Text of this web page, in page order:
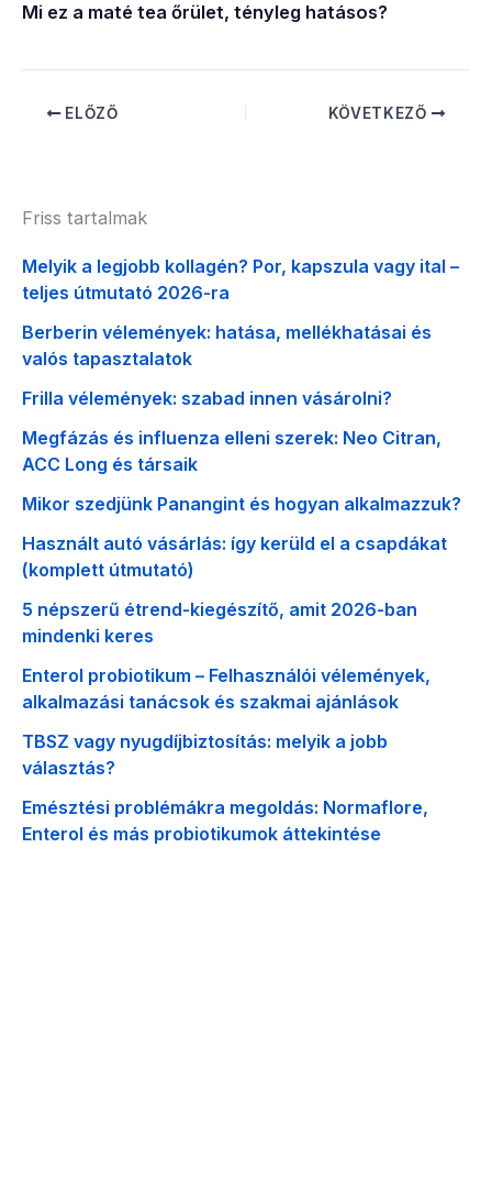
Mi ez a maté tea őrület, tényleg hatásos?
ELŐZŐ KÖVETKEZŐ
Friss tartalmak
Melyik a legjobb kollagén? Por, kapszula vagy ital –
teljes útmutató 2026-ra
Berberin vélemények: hatása, mellékhatásai és
valós tapasztalatok
Frilla vélemények: szabad innen vásárolni?
Megfázás és influenza elleni szerek: Neo Citran,
ACC Long és társaik
Mikor szedjünk Panangint és hogyan alkalmazzuk?
Használt autó vásárlás: így kerüld el a csapdákat
(komplett útmutató)
5 népszerű étrend-kiegészítő, amit 2026-ban
mindenki keres
Enterol probiotikum – Felhasználói vélemények,
alkalmazási tanácsok és szakmai ajánlások
TBSZ vagy nyugdíjbiztosítás: melyik a jobb
választás?
Emésztési problémákra megoldás: Normaflore,
Enterol és más probiotikumok áttekintése